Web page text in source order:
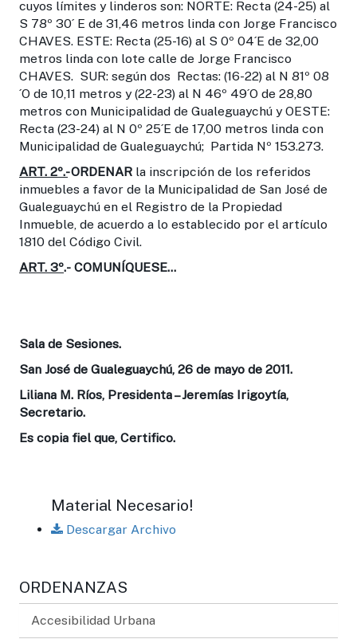
cuyos límites y linderos son: NORTE: Recta (24-25) al
S 78º 30´ E de 31,46 metros linda con Jorge Francisco
CHAVES. ESTE: Recta (25-16) al S 0º 04´E de 32,00
metros linda con lote calle de Jorge Francisco
CHAVES. SUR: según dos Rectas: (16-22) al N 81º 08
´O de 10,11 metros y (22-23) al N 46º 49´O de 28,80
metros con Municipalidad de Gualeguaychú y OESTE:
Recta (23-24) al N 0º 25´E de 17,00 metros linda con
Municipalidad de Gualeguaychú; Partida Nº 153.273.
ART. 2º.-ORDENAR la inscripción de los referidos
inmuebles a favor de la Municipalidad de San José de
Gualeguaychú en el Registro de la Propiedad
Inmueble, de acuerdo a lo establecido por el artículo
1810 del Código Civil.
ART. 3º.- COMUNÍQUESE…
Sala de Sesiones.
San José de Gualeguaychú, 26 de mayo de 2011.
Liliana M. Ríos, Presidenta – Jeremías Irigoytía,
Secretario.
Es copia fiel que, Certifico.
Material Necesario!
Descargar Archivo
ORDENANZAS
Accesibilidad Urbana